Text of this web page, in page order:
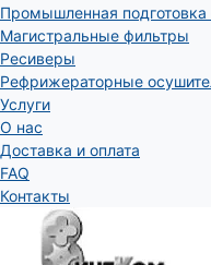
Промышленная подготовка
Магистральные фильтры
Ресиверы
Рефрижераторные
Услуги
О нас
Доставка и оплата
FAQ
Контакты